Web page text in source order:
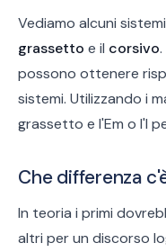
Vediamo alcuni
grassetto e il corsivo
possono ottenere
sistemi. Utilizzando i
grassetto e l'Em o l'I
Che differenza
In teoria i primi
altri per un discorso